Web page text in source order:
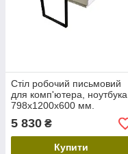
Стіл робочий письмовий
для комп'ютера, ноутбука
798х1200х600 мм.
Офісний стіл з ящиками в
кабінет
5 830 ₴
Купити